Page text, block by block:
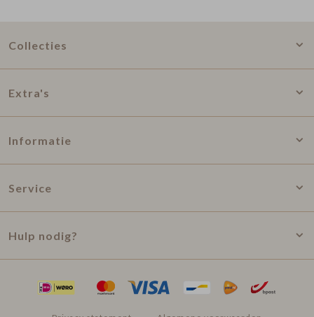
Collecties
Extra's
Informatie
Service
Hulp nodig?